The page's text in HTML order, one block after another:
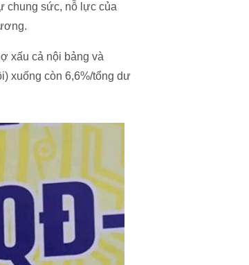
chung sức, nỗ lực của
xấu cả nội bảng và
xuống còn 6,6%/tổng dư